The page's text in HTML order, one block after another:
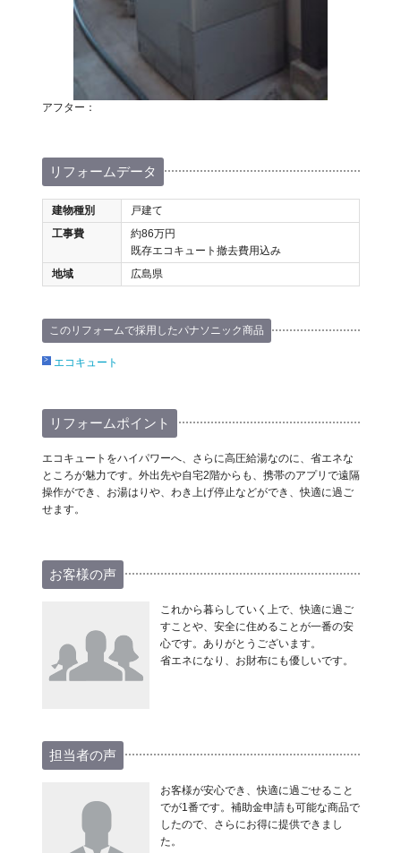
アフター：
リフォームデータ
建物種別
戸建て
工事費
約86万円
既存エコキュート撤去費用込み
地域
広島県
このリフォームで採用したパナソニック商品
エコキュート
リフォームポイント
エコキュートをハイパワーへ、さらに高圧給湯なのに、省エネな
ところが魅力です。外出先や自宅2階からも、携帯のアプリで遠隔
操作ができ、お湯はりや、わき上げ停止などができ、快適に過ご
せます。
お客様の声
これから暮らしていく上で、快適に過ご
すことや、安全に住めることが一番の安
心です。ありがとうございます。
省エネになり、お財布にも優しいです。
担当者の声
お客様が安心でき、快適に過ごせること
でが1番です。補助金申請も可能な商品で
したので、さらにお得に提供できまし
た。